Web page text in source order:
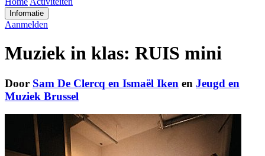
Informatie
Aanmelden
Muziek in klas: RUIS mini
Door Sam De Clercq en Ismaël Iken en Jeugd en
Muziek Brussel